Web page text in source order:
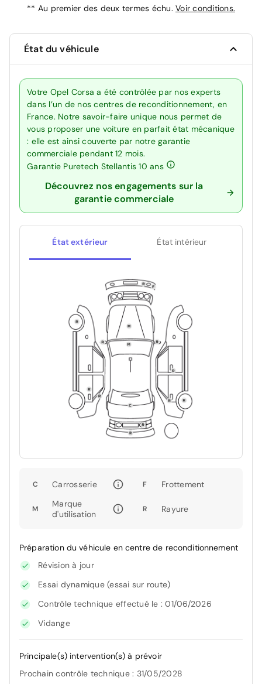
** Au premier des deux termes échu. Voir conditions.
État du véhicule
Votre Opel Corsa a été contrôlée par nos experts
dans l’un de nos centres de reconditionnement, en
France. Notre savoir-faire unique nous permet de
vous proposer une voiture en parfait état mécanique
: elle est ainsi couverte par notre garantie
commerciale pendant 12 mois.
Garantie Puretech Stellantis 10 ans
Découvrez nos engagements sur la
garantie commerciale
État extérieur État intérieur
C Carrosserie F Frottement
M
Marque
d'utilisation
R Rayure
Préparation du véhicule en centre de reconditionnement
Révision à jour
Essai dynamique (essai sur route)
Contrôle technique effectué le : 01/06/2026
Vidange
Principale(s) intervention(s) à prévoir
Prochain contrôle technique : 31/05/2028